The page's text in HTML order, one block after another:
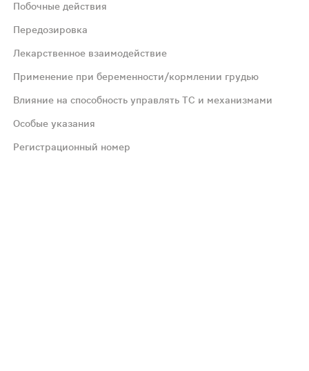
скорость всасывания.
дегенеративные заболевания суставов и
кровотечение в активной фазе или в
Побочные действия
Передозировка
Лекарственное взаимодействие
Применение при беременности/кормлении грудью
Влияние на способность управлять ТС и механизмами
Особые указания
Регистрационный номер